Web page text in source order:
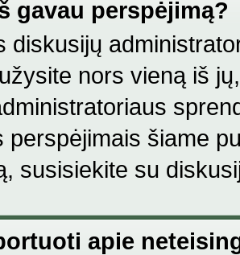
gavau perspėjimą?
diskusijų
nors vieną iš
perspėjimais šiame
susisiekite su
apie